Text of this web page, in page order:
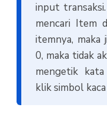
input
mencari Item
itemnya, maka
0, maka tidak
mengetik
klik simbol